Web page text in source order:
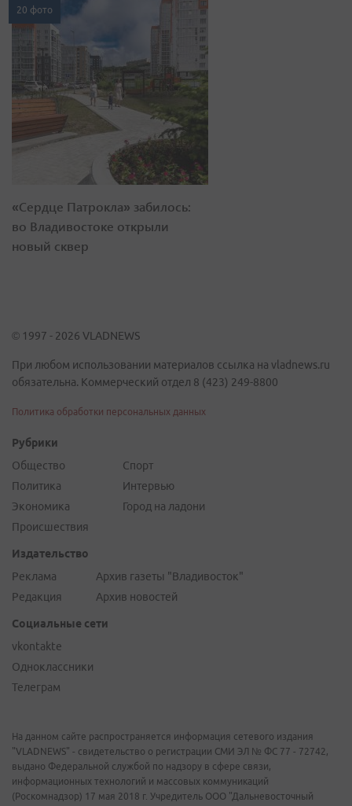
20 фото
«Сердце Патрокла» забилось:
во Владивостоке открыли
новый сквер
© 1997 - 2026 VLADNEWS
При любом использовании материалов ссылка на vladnews.ru
обязательна. Коммерческий отдел 8 (423) 249-8800
Политика обработки персональных данных
Рубрики
Общество
Политика
Экономика
Происшествия
Спорт
Интервью
Город на ладони
Издательство
Реклама
Редакция
Архив газеты "Владивосток"
Архив новостей
Социальные сети
vkontakte
Одноклассники
Телеграм
На данном сайте распространяется информация сетевого издания
"VLADNEWS" - свидетельство о регистрации СМИ ЭЛ № ФС 77 - 72742,
выдано Федеральной службой по надзору в сфере связи,
информационных технологий и массовых коммуникаций
(Роскомнадзор) 17 мая 2018 г. Учредитель ООО "Дальневосточный